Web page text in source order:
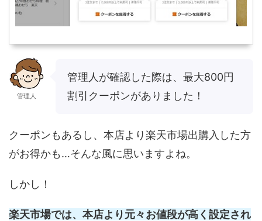
管理人
管理人が確認した際は、最大800円
割引クーポンがありました！
クーポンもあるし、本店より楽天市場出購入した方
がお得かも…そんな風に思いますよね。
しかし！
楽天市場では、本店より元々お値段が高く設定され